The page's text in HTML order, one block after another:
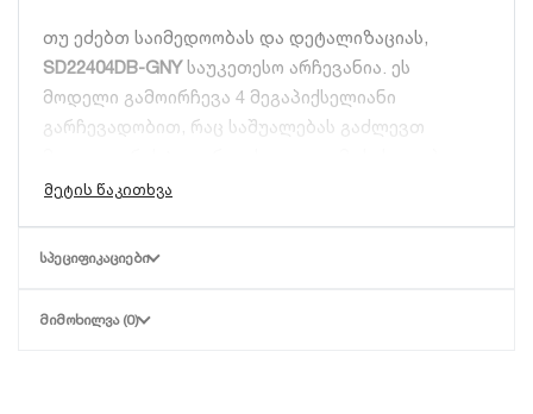
თუ ეძებთ საიმედოობას და დეტალიზაციას,
SD22404DB-GNYსაუკეთესო არჩევანია. ეს
მოდელი გამოირჩევა 4 მეგაპიქსელიანი
გარჩევადობით, რაც საშუალებას გაძლევთ
Starlight ტექნოლოგია:
პირობებშიც კი.
ᲡᲞᲔᲪᲘᲤᲘᲙᲐᲪᲘᲔᲑᲘ
ᲛᲘᲛᲝᲮᲘᲚᲕᲐ (0)